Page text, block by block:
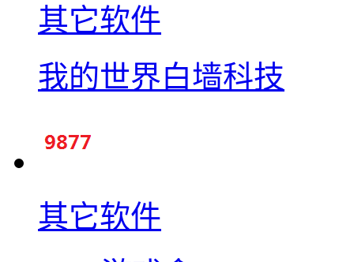
其它软件
我的世界白墙科技
其它软件